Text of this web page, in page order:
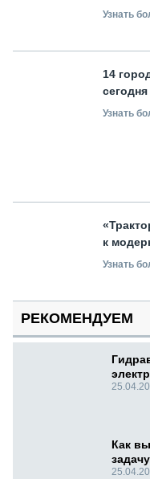
Узнать
14
Узнать
к
Узнать
РЕКОМЕНДУЕМ
Как